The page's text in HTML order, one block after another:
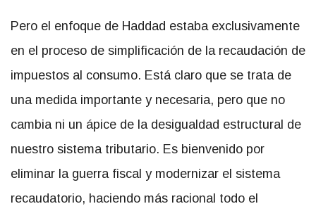
Pero el enfoque de Haddad estaba exclusivamente
en el proceso de simplificación de la recaudación de
impuestos al consumo. Está claro que se trata de
una medida importante y necesaria, pero que no
cambia ni un ápice de la desigualdad estructural de
nuestro sistema tributario. Es bienvenido por
eliminar la guerra fiscal y modernizar el sistema
recaudatorio, haciendo más racional todo el